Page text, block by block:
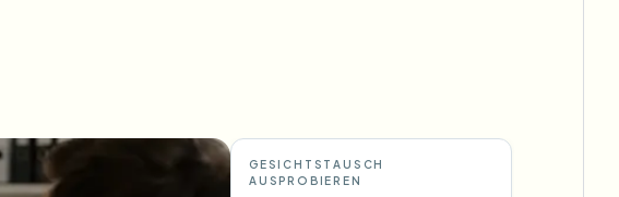
GESICHTSTAUSCH
AUSPROBIEREN